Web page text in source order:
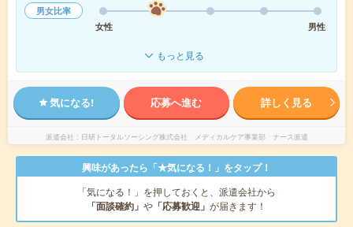
男女比率
女性
男性
もっと見る
気になる! 応募へ進む 詳しく見る
派遣会社 日研トータルソーシング株式会社 メディカルケア事業部 ナース派遣
興味があったら「★気になる！」をタップ！
「気になる！」を押しておくと、派遣会社から
「面談確約」 や 「応募歓迎」 が届きます！